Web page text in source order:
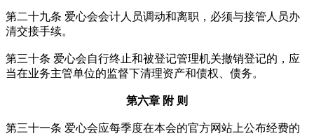
第二十九条 爱心会会计人员调动和离职，必须与接管人员办
清交接手续。
第三十条 爱心会自行终止和被登记管理机关撤销登记的，应
当在业务主管单位的监督下清理资产和债权、债务。
第六章 附 则
第三十一条 爱心会应每季度在本会的官方网站上公布经费的